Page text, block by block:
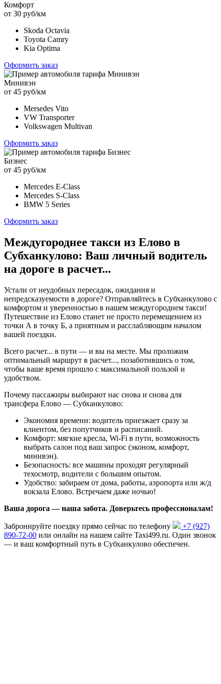
Комфорт
от 30 руб/км
Skoda Octavia
Toyota Camry
Kia Optima
Оформить заказ
Минивэн
от 45 руб/км
Mersedes Vito
VW Transporter
Volkswagen Multivan
Оформить заказ
Бизнес
от 45 руб/км
Mercedes E-Class
Mercedes S-Class
BMW 5 Series
Оформить заказ
Междугороднее такси из Елово в
Субханкулово: Ваш личный водитель
на дороге в расчет...
Устали от неудобных пересадок, ожидания и
непредсказуемости в дороге? Отправляйтесь в Субханкулово с
комфортом и уверенностью в нашем междугороднем такси!
Путешествие из Елово станет не просто перемещением из
точки А в точку Б, а приятным и расслабляющим началом
вашей поездки.
Всего расчет... в пути — и вы на месте. Мы проложим
оптимальный маршрут в расчет..., позаботившись о том,
чтобы ваше время прошло с максимальной пользой и
удобством.
Почему пассажиры выбирают нас снова и снова для
трансфера Елово — Субханкулово:
Экономия времени: водитель приезжает сразу за
клиентом, без попутчиков и расписаний.
Комфорт: мягкие кресла, Wi-Fi в пути, возможность
выбрать салон под ваш запрос (эконом, комфорт,
минивэн).
Безопасность: все машины проходят регулярный
техосмотр, водители с большим опытом.
Удобство: забираем от дома, работы, аэропорта или ж/д
вокзала Елово. Встречаем даже ночью!
Ваша дорога — наша забота. Доверьтесь профессионалам!
Забронируйте поездку прямо сейчас по телефону
+7 (927)
890-72-00 или онлайн на нашем сайте Taxi499.ru. Один звонок
— и ваш комфортный путь в Субханкулово обеспечен.